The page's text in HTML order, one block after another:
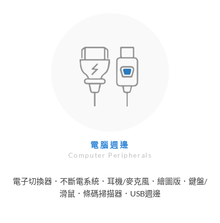
電腦週邊
Computer Peripherals
電子切換器．不斷電系統．耳機/麥克風．繪圖版．鍵盤/
滑鼠．條碼掃描器．USB週邊